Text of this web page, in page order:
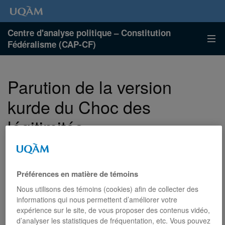
Centre d'analyse politique – Constitution
Fédéralisme (CAP-CF)
Parution de la version
kurde du Choc des
légitimités
Titre :
Şerê Meşrûiyetê: Astengên li ber Demokrasiyê
di Dewletên Pirneteweyî de
Auteur: Alain-G. Gagnon
Préférences en matière de témoins
Nous utilisons des témoins (cookies) afin de collecter des
informations qui nous permettent d’améliorer votre
expérience sur le site, de vous proposer des contenus vidéo,
d’analyser les statistiques de fréquentation, etc. Vous pouvez